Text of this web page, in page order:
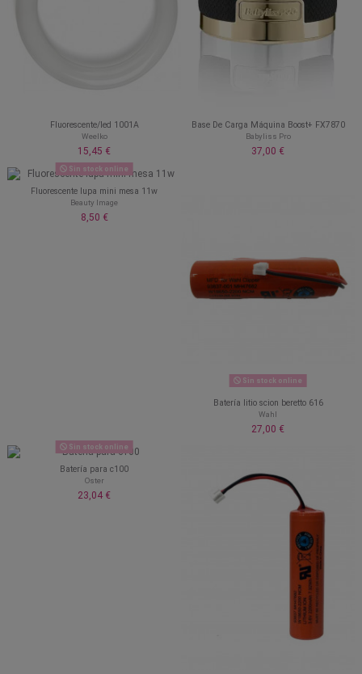
Fluorescente/led 1001A
Weelko
15,45 €
Base De Carga Máquina Boost+ FX7870
Babyliss Pro
37,00 €
Sin stock online
Fluorescente lupa mini mesa 11w
Beauty Image
8,50 €
Sin stock online
Batería litio scion beretto 616
Wahl
27,00 €
Sin stock online
Batería para c100
Oster
23,04 €